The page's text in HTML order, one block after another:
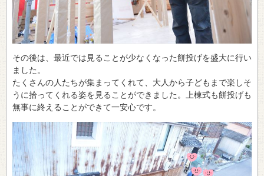
その後は、最近では見ることが少なくなった餅投げを盛大に行い
ました。
たくさんの人たちが集まってくれて、大人から子どもまで楽しそ
うに拾ってくれる姿を見ることができました。上棟式も餅投げも
無事に終えることができて一安心です。